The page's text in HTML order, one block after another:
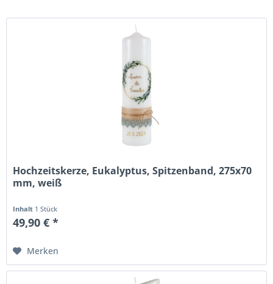
Hochzeitskerze, Eukalyptus, Spitzenband, 275x70
mm, weiß
Inhalt 1 Stück
49,90 € *
Merken